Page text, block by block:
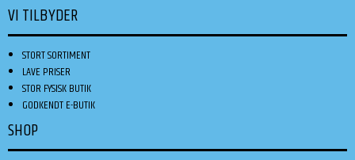
VI TILBYDER
STORT SORTIMENT
LAVE PRISER
STOR FYSISK BUTIK
GODKENDT E-BUTIK
SHOP